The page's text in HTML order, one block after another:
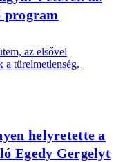
program
az elsővel
a türelmetlenség.
helyretette a
Egedy Gergelyt